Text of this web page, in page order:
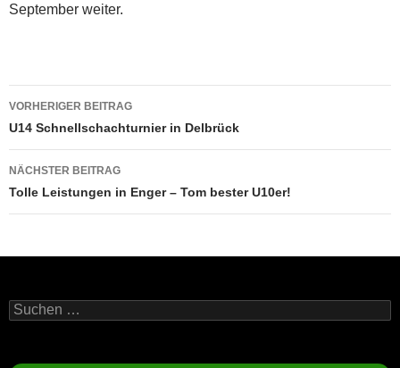
September weiter.
Beitragsnavigation
VORHERIGER BEITRAG
U14 Schnellschachturnier in Delbrück
NÄCHSTER BEITRAG
Tolle Leistungen in Enger – Tom bester U10er!
Suchen
nach: